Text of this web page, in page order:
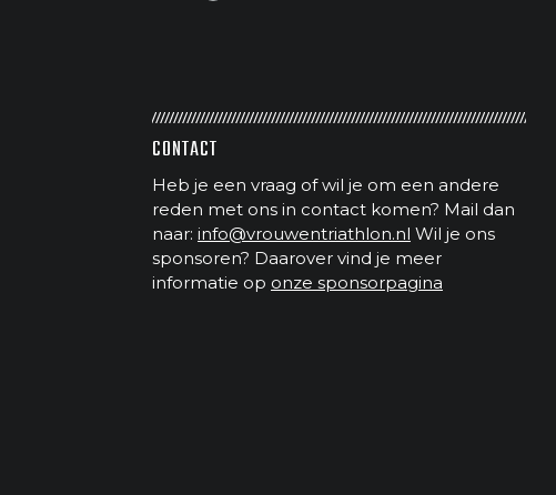
CONTACT
Heb je een vraag of wil je om een andere
reden met ons in contact komen? Mail dan
naar: info@vrouwentriathlon.nl Wil je ons
sponsoren? Daarover vind je meer
informatie op onze sponsorpagina